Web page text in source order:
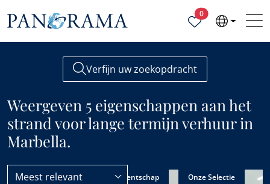
0Geselecteerde
Verfijn uw zoekopdracht
Weergeven 5 eigenschappen aan het
strand voor lange termijn verhuur in
Marbella.
Marbella Aan het strand
Meest relevant
Prijs verlaagd Enig agentschap Onze Selectie